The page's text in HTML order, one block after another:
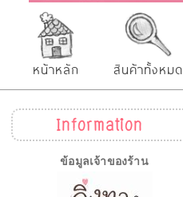
หน้าหลัก สินค้าทั้งหมด
Information
ข้อมูลเจ้าของร้าน